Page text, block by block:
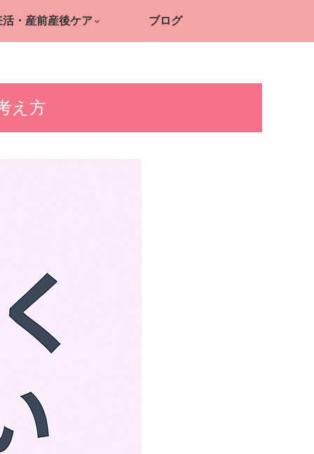
活・産前産後ケア ブログ
え方